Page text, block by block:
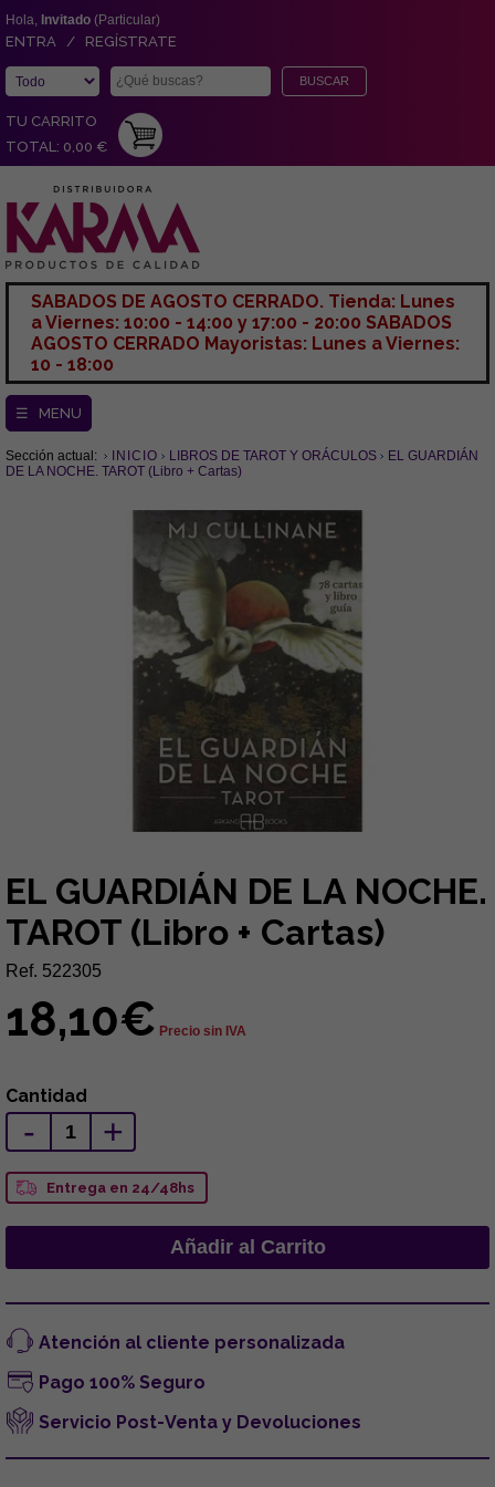
Hola, Invitado (Particular)
ENTRA / REGÍSTRATE
TU CARRITO
TOTAL: 0,00 €
SABADOS DE AGOSTO CERRADO. Tienda: Lunes
a Viernes: 10:00 - 14:00 y 17:00 - 20:00 SABADOS
AGOSTO CERRADO Mayoristas: Lunes a Viernes:
10 - 18:00
☰ MENU
Sección actual: INICIO LIBROS DE TAROT Y ORÁCULOS
EL GUARDIÁN
DE LA NOCHE. TAROT (Libro + Cartas)
EL GUARDIÁN DE LA NOCHE.
TAROT (Libro + Cartas)
Ref. 522305
18,10€ Precio sin IVA
Cantidad
- +
Entrega en 24/48hs
Atención al cliente personalizada
Pago 100% Seguro
Servicio Post-Venta y Devoluciones